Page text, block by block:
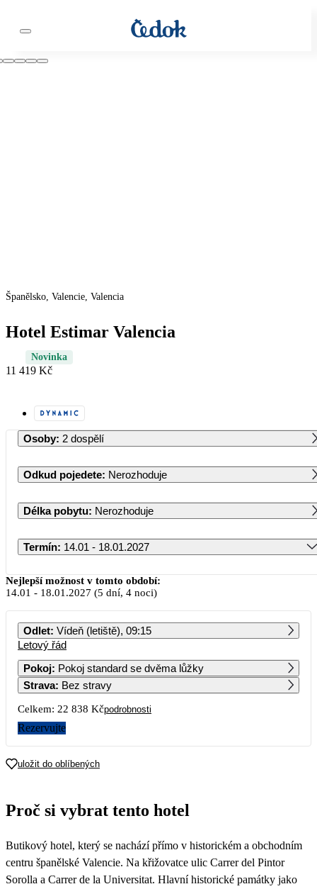
Španělsko, Valencie, Valencia
Hotel Estimar Valencia
Novinka
11 419 Kč
Osoby: 2 dospělí
Odkud pojedete: Nerozhoduje
Délka pobytu: Nerozhoduje
Termín: 14.01 - 18.01.2027
Leden 2027
PO ÚT ST ČT PÁ SO NE
14 169 17 809 15 129
4 5
11
11 479
18
12 009
19
11 889 12 619
Nejlepší možnost v tomto období:
14.01 - 18.01.2027 (5 dní, 4 noci)
Odlet: Vídeň (letiště), 09:15
Letový řád
Pokoj: Pokoj standard se dvěma lůžky
Strava: Bez stravy
Celkem: 22 838 Kčpodrobnosti
Rezervujte
uložit do oblíbených
Proč si vybrat tento hotel
Butikový hotel, který se nachází přímo v historickém a obchodním
centru španělské Valencie. Na křižovatce ulic Carrer del Pintor
Sorolla a Carrer de la Universitat. Hlavní historické památky jako